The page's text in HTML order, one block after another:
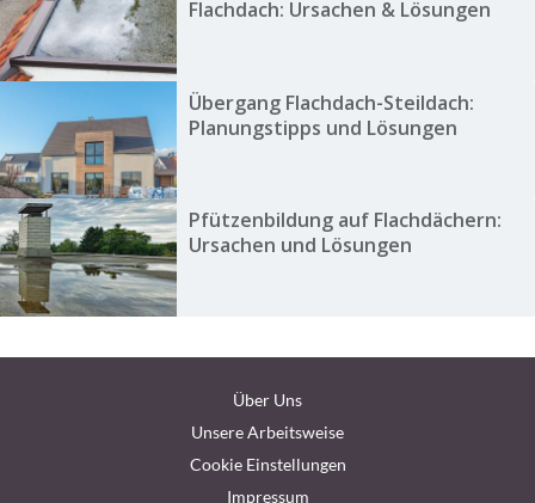
Flachdach: Ursachen & Lösungen
Übergang Flachdach-Steildach:
Planungstipps und Lösungen
Pfützenbildung auf Flachdächern:
Ursachen und Lösungen
Über Uns
Unsere Arbeitsweise
Cookie Einstellungen
Impressum